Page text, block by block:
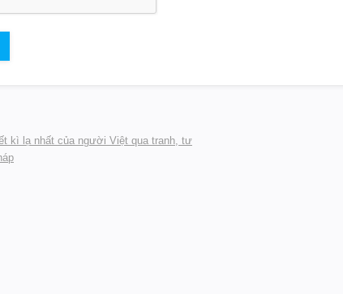
kì lạ nhất của người Việt qua tranh, tư